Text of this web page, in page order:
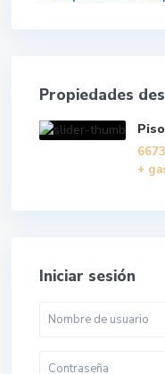
Propiedades
+
Iniciar sesión